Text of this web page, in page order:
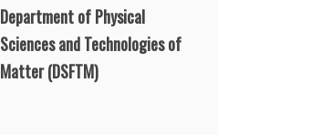
Department of Physical
Sciences and Technologies of
Matter(DSFTM)